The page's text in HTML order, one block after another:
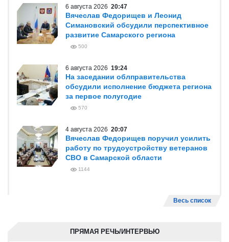
6 августа 2026 20:47
Вячеслав Федорищев и Леонид
Симановский обсудили перспективное
развитие Самарского региона
500
6 августа 2026 19:24
На заседании облправительства
обсудили исполнение бюджета региона
за первое полугодие
570
4 августа 2026 20:07
Вячеслав Федорищев поручил усилить
работу по трудоустройству ветеранов
СВО в Самарской области
1144
Весь список
ПРЯМАЯ РЕЧЬ/ИНТЕРВЬЮ